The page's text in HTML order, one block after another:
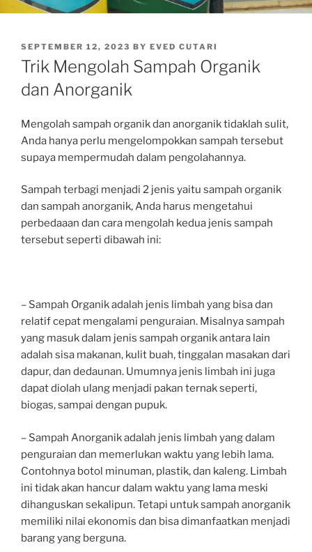
POSTED
ON
SEPTEMBER 12, 2023 BY EVED CUTARI
Trik Mengolah Sampah Organik
dan Anorganik
Mengolah sampah organik dan anorganik tidaklah sulit,
Anda hanya perlu mengelompokkan sampah tersebut
supaya mempermudah dalam pengolahannya.
Sampah terbagi menjadi 2 jenis yaitu sampah organik
dan sampah anorganik, Anda harus mengetahui
perbedaaan dan cara mengolah kedua jenis sampah
tersebut seperti dibawah ini:
– Sampah Organik adalah jenis limbah yang bisa dan
relatif cepat mengalami penguraian. Misalnya sampah
yang masuk dalam jenis sampah organik antara lain
adalah sisa makanan, kulit buah, tinggalan masakan dari
dapur, dan dedaunan. Umumnya jenis limbah ini juga
dapat diolah ulang menjadi pakan ternak seperti,
biogas, sampai dengan pupuk.
– Sampah Anorganik adalah jenis limbah yang dalam
penguraian dan memerlukan waktu yang lebih lama.
Contohnya botol minuman, plastik, dan kaleng. Limbah
ini tidak akan hancur dalam waktu yang lama meski
dihanguskan sekalipun. Tetapi untuk sampah anorganik
memiliki nilai ekonomis dan bisa dimanfaatkan menjadi
barang yang berguna.